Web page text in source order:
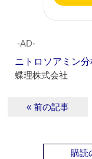
‐AD‐
ニトロソアミン
蝶理株式会社
« 前の記事
購読